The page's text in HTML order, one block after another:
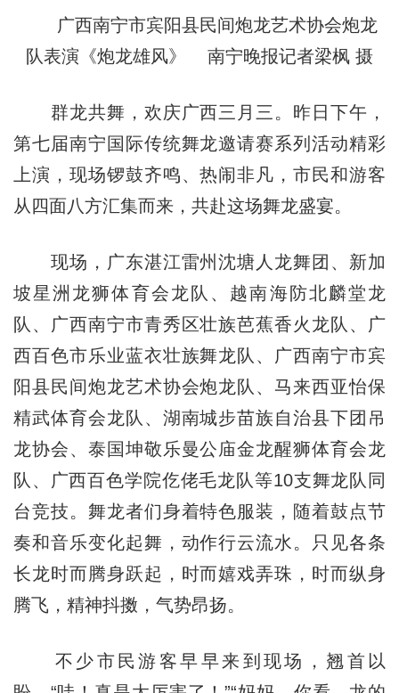
广西南宁市宾阳县民间炮龙艺术协会炮龙
队表演《炮龙雄风》 南宁晚报记者梁枫 摄
群龙共舞，欢庆广西三月三。昨日下午，
第七届南宁国际传统舞龙邀请赛系列活动精彩
上演，现场锣鼓齐鸣、热闹非凡，市民和游客
从四面八方汇集而来，共赴这场舞龙盛宴。
现场，广东湛江雷州沈塘人龙舞团、新加
坡星洲龙狮体育会龙队、越南海防北麟堂龙
队、广西南宁市青秀区壮族芭蕉香火龙队、广
西百色市乐业蓝衣壮族舞龙队、广西南宁市宾
阳县民间炮龙艺术协会炮龙队、马来西亚怡保
精武体育会龙队、湖南城步苗族自治县下团吊
龙协会、泰国坤敬乐曼公庙金龙醒狮体育会龙
队、广西百色学院仡佬毛龙队等10支舞龙队同
台竞技。舞龙者们身着特色服装，随着鼓点节
奏和音乐变化起舞，动作行云流水。只见各条
长龙时而腾身跃起，时而嬉戏弄珠，时而纵身
腾飞，精神抖擞，气势昂扬。
不少市民游客早早来到现场，翘首以